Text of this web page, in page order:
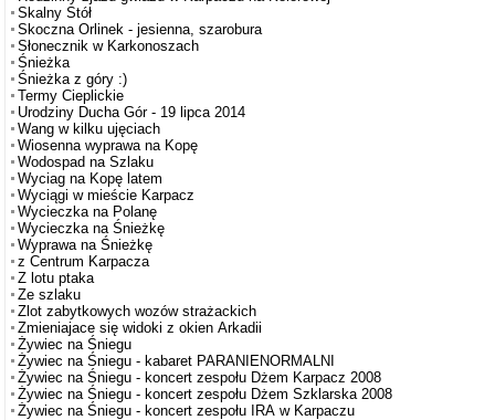
Skalny Stół
Skoczna Orlinek - jesienna, szarobura
Słonecznik w Karkonoszach
Śnieżka
Śnieżka z góry :)
Termy Cieplickie
Urodziny Ducha Gór - 19 lipca 2014
Wang w kilku ujęciach
Wiosenna wyprawa na Kopę
Wodospad na Szlaku
Wyciag na Kopę latem
Wyciągi w mieście Karpacz
Wycieczka na Polanę
Wycieczka na Śnieżkę
Wyprawa na Śnieżkę
z Centrum Karpacza
Z lotu ptaka
Ze szlaku
Zlot zabytkowych wozów strażackich
Zmieniajace się widoki z okien Arkadii
Żywiec na Śniegu
Żywiec na Śniegu - kabaret PARANIENORMALNI
Żywiec na Śniegu - koncert zespołu Dżem Karpacz 2008
Żywiec na Śniegu - koncert zespołu Dżem Szklarska 2008
Żywiec na Śniegu - koncert zespołu IRA w Karpaczu